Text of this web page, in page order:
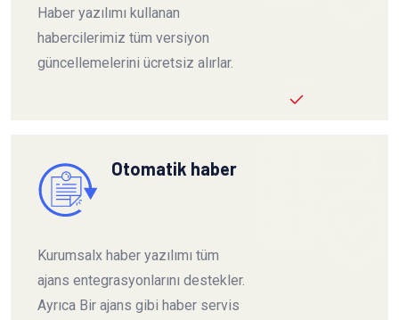
Haber yazılımı kullanan
habercilerimiz tüm versiyon
güncellemelerini ücretsiz alırlar.
Otomatik haber
Kurumsalx haber yazılımı tüm
ajans entegrasyonlarını destekler.
Ayrıca Bir ajans gibi haber servis